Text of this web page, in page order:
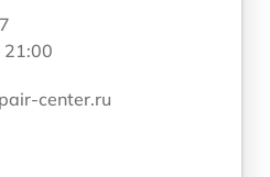
21:00
center.ru